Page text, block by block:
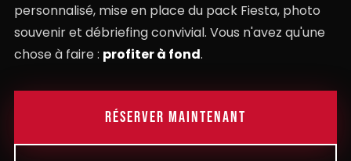
personnalisé, mise en place du pack Fiesta, photo
souvenir et débriefing convivial. Vous n'avez qu'une
chose à faire : profiter à fond.
RÉSERVER MAINTENANT